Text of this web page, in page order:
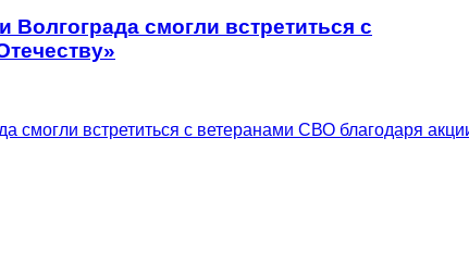
Волгограда смогли встретиться с